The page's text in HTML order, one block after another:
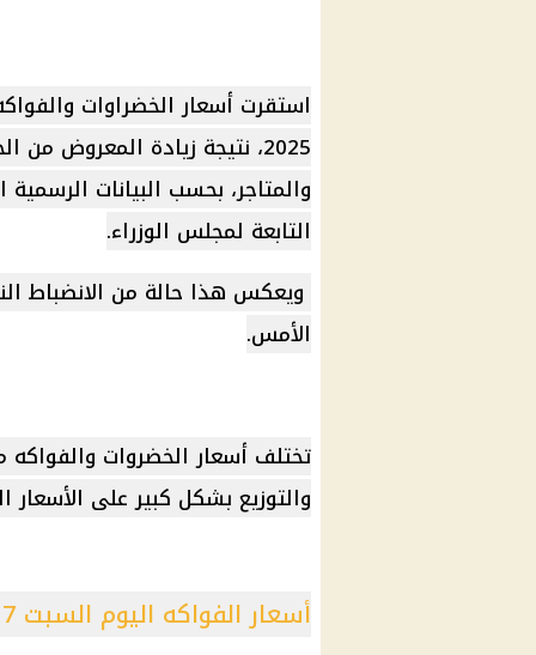
استقرت أسعار الخضراوات
2025، نتيجة زيادة المعروض
والمتاجر، بحسب البيانات الرسمية
التابعة لمجلس الوزراء.
ويعكس هذا حالة من الانضباط
الأمس.
تختلف أسعار الخضروات
والتوزيع بشكل كبير على الأسعار
أسعار الفواكه اليوم السبت 17 مايو 2025